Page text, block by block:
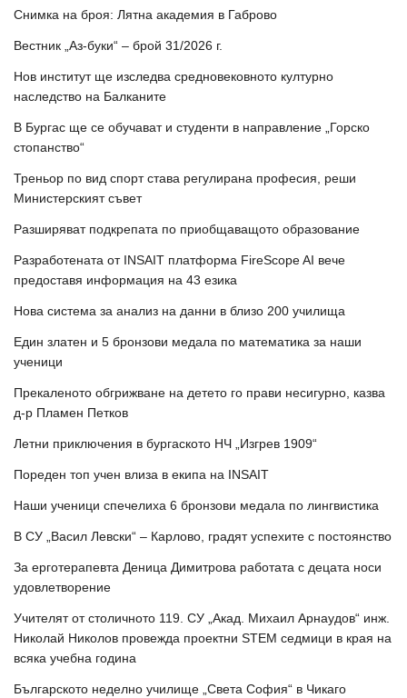
Снимка на броя: Лятна академия в Габрово
Вестник „Аз-буки“ – брой 31/2026 г.
Нов институт ще изследва средновековното културно
наследство на Балканите
В Бургас ще се обучават и студенти в направление „Горско
стопанство“
Треньор по вид спорт става регулирана професия, реши
Министерският съвет
Разширяват подкрепата по приобщаващото образование
Разработената от INSAIT платформа FireScope AI вече
предоставя информация на 43 езика
Нова система за анализ на данни в близо 200 училища
Един златен и 5 бронзови медала по математика за наши
ученици
Прекаленото обгрижване на детето го прави несигурно, казва
д-р Пламен Петков
Летни приключения в бургаското НЧ „Изгрев 1909“
Пореден топ учен влиза в екипа на INSAIT
Наши ученици спечелиха 6 бронзови медала по лингвистика
В СУ „Васил Левски“ – Карлово, градят успехите с постоянство
За ерготерапевта Деница Димитрова работата с децата носи
удовлетворение
Учителят от столичното 119. СУ „Акад. Михаил Арнаудов“ инж.
Николай Николов провежда проектни STEM седмици в края на
всяка учебна година
Българското неделно училище „Света София“ в Чикаго